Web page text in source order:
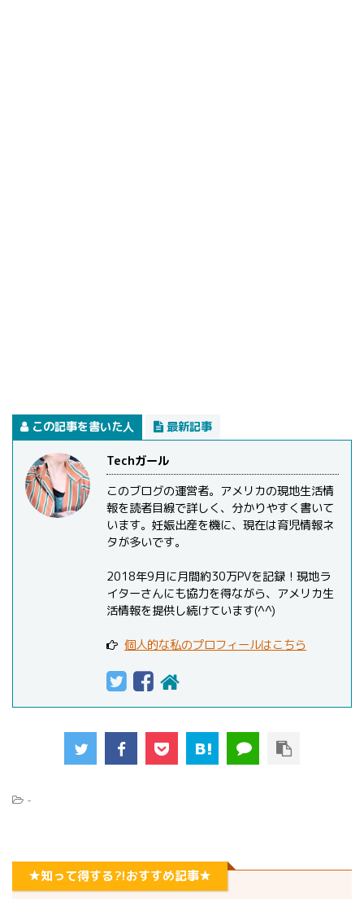
この記事を書いた人 最新記事
Techガール
このブログの運営者。アメリカの現地生活情
報を読者目線で詳しく、分かりやすく書いて
います。妊娠出産を機に、現在は育児情報ネ
タが多いです。
2018年9月に月間約30万PVを記録！現地ラ
イターさんにも協力を得ながら、アメリカ生
活情報を提供し続けています(^^)
個人的な私のプロフィールはこちら
-
★知って得する?!おすすめ記事★